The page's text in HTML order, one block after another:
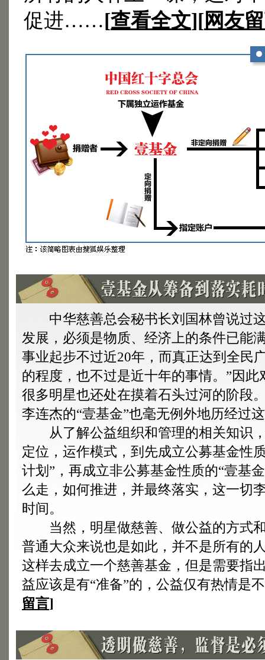
促进……[查看全文][网友
中华慈善总会秘书长刘国林曾说过这
发展，必须是物质、经济上的条件已能
事业起步不过近20年，而真正达到全民
的程度，也不过是近十年的事情。”因
很多明星也还处在摸着石头过河的阶段
李连杰的“壹基金”也毫无例外地历经过
从了解公益组织和管理的相关知识
定位，运作模式，到先成立公募基金性
计划”，再成立非公募基金性质的“壹基
么走，如何推进，并最终落实，这一切
时间。
当然，明星做慈善、做公益的方式
普通大众来说也是如此，并不是所有的
这样去成立一个慈善基金，但是需要指
益应该是有“准备”的，公益仅有热情是
留言]